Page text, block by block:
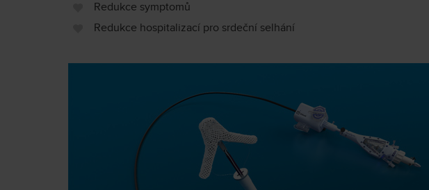
Redukce symptomů
Redukce hospitalizací pro srdeční selhání